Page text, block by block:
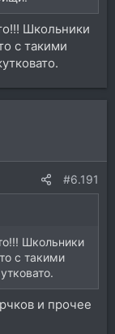
Школьники
с такими
#6.191
Школьники
с такими
и прочее